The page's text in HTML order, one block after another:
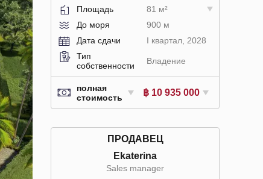
Площадь
81 м²
До моря
900 м
Дата сдачи
I квартал, 2028
Тип
собственности
Владение
полная
стоимость
฿ 10 935 000
ПРОДАВЕЦ
Ekaterina
Sales manager